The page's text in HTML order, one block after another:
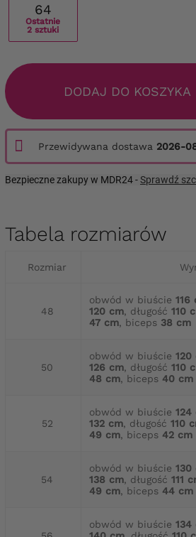
64
Ostatnie
2 sztuki
DODAJ DO KOSZYKA
Przewidywana dostawa 2026-
Bezpieczne zakupy w MDR24 -Sprawdź
Tabela rozmiarów
Rozmiar
48
obwód w biuście 116
120 cm, długość 110
47 cm, biceps 38 cm
50
obwód w biuście 120
126 cm, długość 110
48 cm, biceps 40 cm
52
obwód w biuście 124
132 cm, długość 110
49 cm, biceps 42 cm
54
obwód w biuście 130
138 cm, długość 111
49 cm, biceps 44 cm
obwód w biuście 134